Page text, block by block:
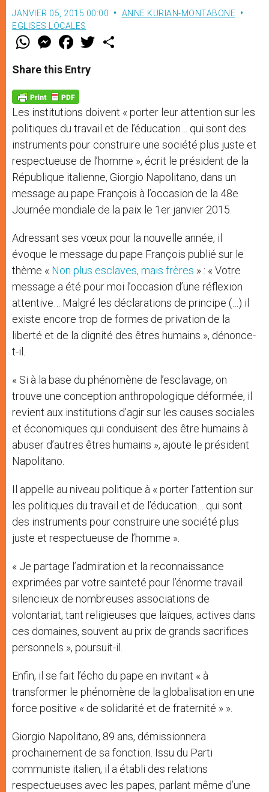
JANVIER 05, 2015 00:00
ANNE KURIAN-MONTABONE
EGLISES LOCALES
W
t
s
p
p
M
e
s
e
g
e
r
F
a
e
b
o
k
w
Share this Entry
Les institutions doivent « porter leur attention sur les
politiques du travail et de l’éducation… qui sont des
instruments pour construire une société plus juste et
respectueuse de l’homme », écrit le président de la
République italienne, Giorgio Napolitano, dans un
message au pape François à l’occasion de la 48e
Journée mondiale de la paix le 1er janvier 2015.
Adressant ses vœux pour la nouvelle année, il
évoque le message du pape François publié sur le
thème « Non plus esclaves, mais frères » : « Votre
message a été pour moi l’occasion d’une réflexion
attentive… Malgré les déclarations de principe (…) il
existe encore trop de formes de privation de la
liberté et de la dignité des êtres humains », dénonce-
t-il.
« Si à la base du phénomène de l’esclavage, on
trouve une conception anthropologique déformée, il
revient aux institutions d’agir sur les causes sociales
et économiques qui conduisent des être humains à
abuser d’autres êtres humains », ajoute le président
Napolitano.
Il appelle au niveau politique à « porter l’attention sur
les politiques du travail et de l’éducation… qui sont
des instruments pour construire une société plus
juste et respectueuse de l’homme ».
« Je partage l’admiration et la reconnaissance
exprimées par votre sainteté pour l’énorme travail
silencieux de nombreuses associations de
volontariat, tant religieuses que laïques, actives dans
ces domaines, souvent au prix de grands sacrifices
personnels », poursuit-il.
Enfin, il se fait l’écho du pape en invitant « à
transformer le phénomène de la globalisation en une
force positive « de solidarité et de fraternité » ».
Giorgio Napolitano, 89 ans, démissionnera
prochainement de sa fonction. Issu du Parti
communiste italien, il a établi des relations
respectueuses avec les papes, parlant même d’une